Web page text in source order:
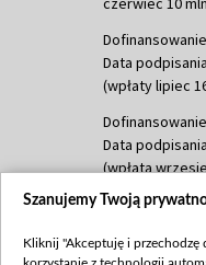
Data
(wpłaty lipiec
Data
(wpłata
Dofinansowanie
(wpłata
Szanujemy Twoją
Kliknij "Akceptuję i przechodzę